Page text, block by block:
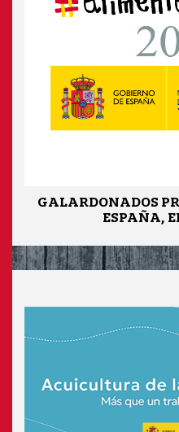
GALARDONADOS
ESPAÑA,